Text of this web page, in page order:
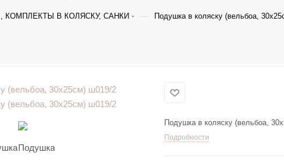
КОМПЛЕКТЫ В КОЛЯСКУ, САНКИ — Подушка в коляску (вельбоа,
Подушка в коляску (вельбоа,
Подробности